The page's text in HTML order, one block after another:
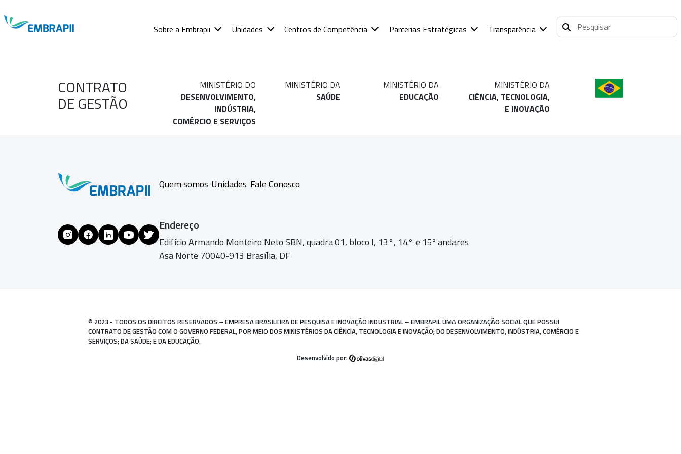
Sobre a Embrapii Unidades Centros de Competência Parcerias Estratégicas Transparência
CONTRATO
DE GESTÃO
MINISTÉRIO DO
DESENVOLVIMENTO,
INDÚSTRIA,
COMÉRCIO E SERVIÇOS
MINISTÉRIO DA
SAÚDE
MINISTÉRIO DA
EDUCAÇÃO
MINISTÉRIO DA
CIÊNCIA, TECNOLOGIA,
E INOVAÇÃO
Quem somos Unidades Fale Conosco
Endereço
Edifício Armando Monteiro Neto SBN, quadra 01, bloco I, 13°, 14° e 15º andares
Asa Norte 70040-913 Brasília, DF
© 2023 - TODOS OS DIREITOS RESERVADOS – EMPRESA BRASILEIRA DE PESQUISA E INOVAÇÃO INDUSTRIAL – EMBRAPII. UMA ORGANIZAÇÃO SOCIAL QUE POSSUI
CONTRATO DE GESTÃO COM O GOVERNO FEDERAL, POR MEIO DOS MINISTÉRIOS DA CIÊNCIA, TECNOLOGIA E INOVAÇÃO; DO DESENVOLVIMENTO, INDÚSTRIA, COMÉRCIO E
SERVIÇOS; DA SAÚDE; E DA EDUCAÇÃO.
Desenvolvido por: